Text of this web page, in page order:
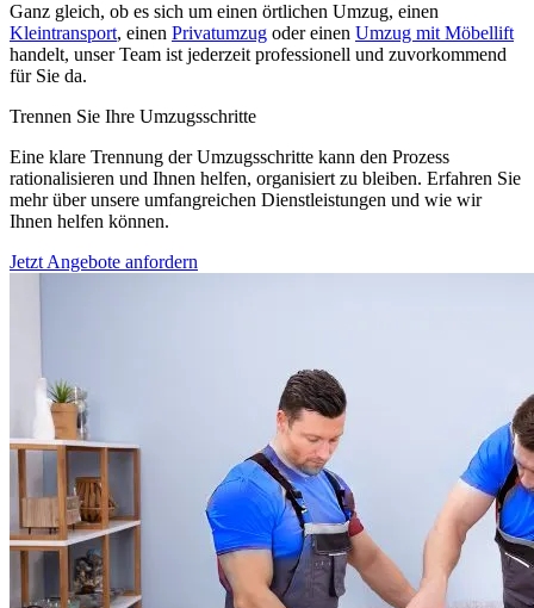
Ganz gleich, ob es sich um einen örtlichen Umzug, einen
Kleintransport, einen Privatumzug oder einen Umzug mit Möbellift
handelt, unser Team ist jederzeit professionell und zuvorkommend
für Sie da.
Trennen Sie Ihre Umzugsschritte
Eine klare Trennung der Umzugsschritte kann den Prozess
rationalisieren und Ihnen helfen, organisiert zu bleiben. Erfahren Sie
mehr über unsere umfangreichen Dienstleistungen und wie wir
Ihnen helfen können.
Jetzt Angebote anfordern